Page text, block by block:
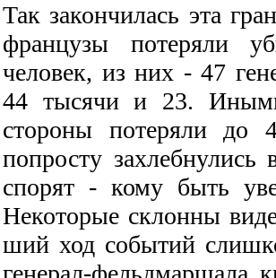
Так закончилась эта
французы потеряли
человек, из них - 47
44 тысячи и 23.
стороны потеряли до
попросту
спорят - кому быть
Некоторые склонны
ший ход событий